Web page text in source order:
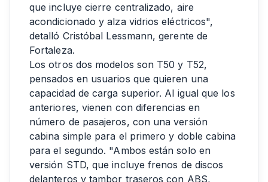
que incluye cierre centralizado, aire
acondicionado y alza vidrios eléctricos",
detalló Cristóbal Lessmann, gerente de
Fortaleza.
Los otros dos modelos son T50 y T52,
pensados en usuarios que quieren una
capacidad de carga superior. Al igual que los
anteriores, vienen con diferencias en
número de pasajeros, con una versión
cabina simple para el primero y doble cabina
para el segundo. "Ambos están solo en
versión STD, que incluye frenos de discos
delanteros y tambor traseros con ABS,